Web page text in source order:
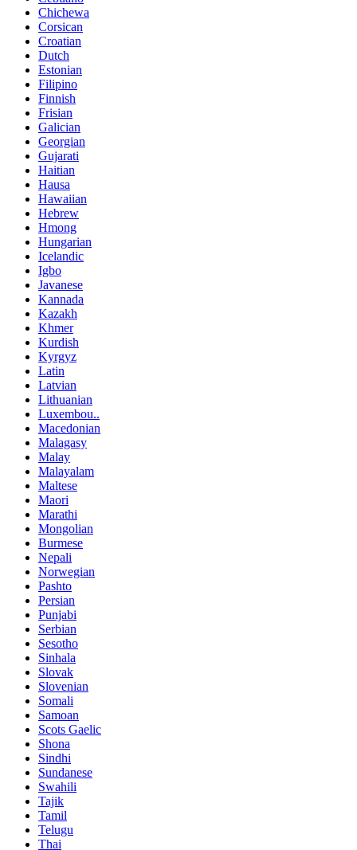
Chichewa
Corsican
Croatian
Dutch
Estonian
Filipino
Finnish
Frisian
Galician
Georgian
Gujarati
Haitian
Hausa
Hawaiian
Hebrew
Hmong
Hungarian
Icelandic
Igbo
Javanese
Kannada
Kazakh
Khmer
Kurdish
Kyrgyz
Latin
Latvian
Lithuanian
Luxembou..
Macedonian
Malagasy
Malay
Malayalam
Maltese
Maori
Marathi
Mongolian
Burmese
Nepali
Norwegian
Pashto
Persian
Punjabi
Serbian
Sesotho
Sinhala
Slovak
Slovenian
Somali
Samoan
Scots Gaelic
Shona
Sindhi
Sundanese
Swahili
Tajik
Tamil
Telugu
Thai